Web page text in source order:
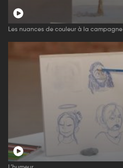
Les nuances de couleur à la campagne